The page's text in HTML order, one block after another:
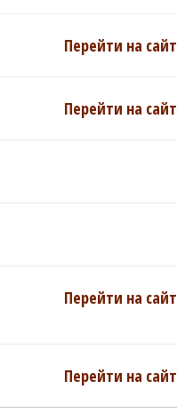
Перейти на сайт
Перейти на сайт
Перейти на сайт
Перейти на сайт